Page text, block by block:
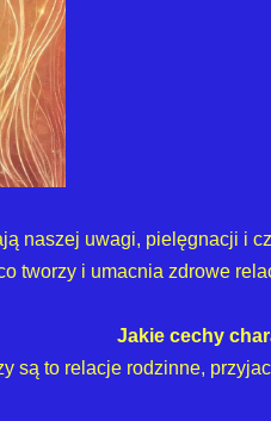
naszej uwagi, pielęgnacji i
tworzy i umacnia zdrowe
Jakie cechy
są to relacje rodzinne,